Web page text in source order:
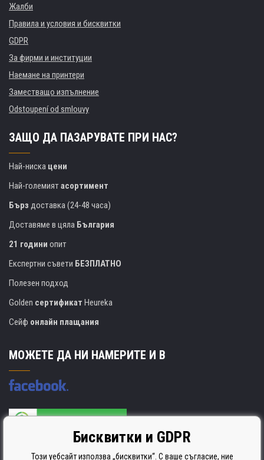
Жалби
Правила и условия и бисквитки
GDPR
За фирми и институции
Наемане на принтери
Заместващо изпълнение
Odstoupení od smlouvy
ЗАЩО ДА ПАЗАРУВАТЕ ПРИ НАС?
Най-ниска цени
Най-големиятасортимент
Бърз доставка (24-48 часа)
Доставяме в цяла България
21 години опит
Експертни съвети БЕЗПЛАТНО
Полезен подход
Golden сертификат Heureka
Сейф онлайн плащания
МОЖЕТЕ ДА НИ НАМЕРИТЕ И В
Производителят на касети е сертифициран
ISO 9001. ISO 14001 и STMC.
Бисквитки и GDPR
Този уебсайт използва „бисквитки“. С ваше съгласие, ние